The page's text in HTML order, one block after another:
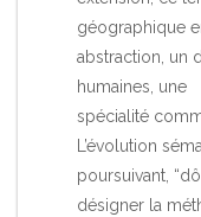
géographique
abstraction, un
humaines, une
spécialité
L’évolution
poursuivant,
désigner la